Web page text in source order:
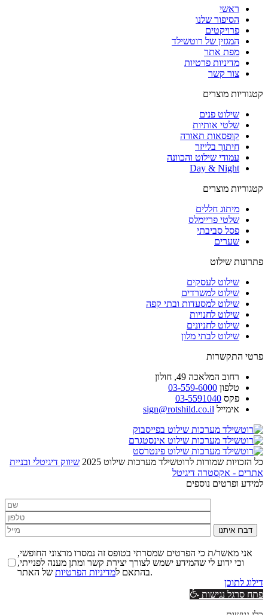
ראשי
הסיפור שלנו
פרויקטים
המגזין של רוטשילד
מפת אתר
מדיניות פרטיות
צור קשר
קטגוריות מוצרים
שילוט פנים
שלטי אותיות
קופסאות תאורה
חיתוך בלייזר
עמודי שילוט והכוונה
Day & Night
קטגוריות מוצרים
מיתוג חללים
שלטי פריימלס
פסל סביבתי
שערים
פתרונות שילוט
שילוט לעסקים
שילוט למשרדים
שילוט למסעדות ובתי קפה
שילוט לחנויות
שילוט לחניונים
שילוט לבתי מלון
פרטי התקשרות
רחוב המלאכה 49, חולון
טלפון 03-559-6000
פקס 03-5591040
אימייל sign@rotshild.co.il
כל הזכויות שמורות לרוטשילד מערכות שילוט 2025
שיווק דיגיטלי ובניית
אתרים - אקסטרה דיגיטל
למידע ופרטים נוספים
דברו איתנו
אני מאשר/ת כי הפרטים שמסרתי בטופס זה נמסרו מרצוני החופשי,
וכי ידוע לי שהמידע ישמש לצורך יצירת קשר ומתן מענה לפנייתי,
בהתאם למדיניות הפרטיות
של האתר.
דילוג לתוכן
פתח סרגל נגישות